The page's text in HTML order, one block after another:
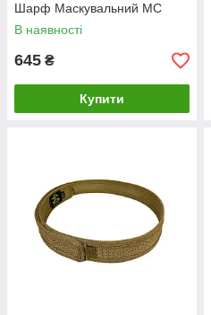
Шарф Маскувальний МС
В наявності
645 ₴
Купити